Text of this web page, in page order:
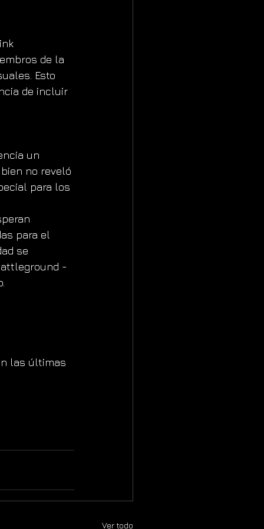
de la
Esto
de incluir
un
no reveló
para los
para el
se
-
las últimas
Ver todo